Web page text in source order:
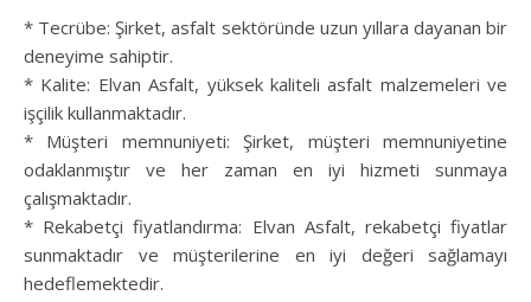
* Tecrübe: Şirket, asfalt sektöründe uzun yıllara dayanan bir
deneyime sahiptir.
* Kalite: Elvan Asfalt, yüksek kaliteli asfalt malzemeleri ve
işçilik kullanmaktadır.
* Müşteri memnuniyeti: Şirket, müşteri memnuniyetine
odaklanmıştır ve her zaman en iyi hizmeti sunmaya
çalışmaktadır.
* Rekabetçi fiyatlandırma: Elvan Asfalt, rekabetçi fiyatlar
sunmaktadır ve müşterilerine en iyi değeri sağlamayı
hedeflemektedir.